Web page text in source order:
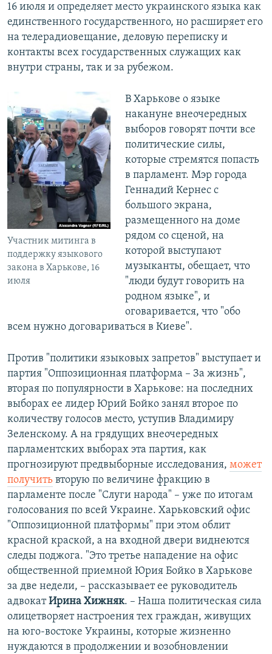
16 июля и определяет место украинского языка как
единственного государственного, но расширяет его
на телерадиовещание, деловую переписку и
контакты всех государственных служащих как
внутри страны, так и за рубежом.
Участник митинга в
поддержку языкового
закона в Харькове, 16
июля
В Харькове о языке
накануне внеочередных
выборов говорят почти все
политические силы,
которые стремятся попасть
в парламент. Мэр города
Геннадий Кернес с
большого экрана,
размещенного на доме
рядом со сценой, на
которой выступают
музыканты, обещает, что
"люди будут говорить на
родном языке", и
оговаривается, что "обо
всем нужно договариваться в Киеве".
Против "политики языковых запретов" выступает и
партия "Оппозиционная платформа – За жизнь",
вторая по популярности в Харькове: на последних
выборах ее лидер Юрий Бойко занял второе по
количеству голосов место, уступив Владимиру
Зеленскому. А на грядущих внеочередных
парламентских выборах эта партия, как
прогнозируют предвыборные исследования, может
получить вторую по величине фракцию в
парламенте после "Слуги народа" – уже по итогам
голосования по всей Украине. Харьковский офис
"Оппозиционной платформы" при этом облит
красной краской, а на входной двери виднеются
следы поджога. "Это третье нападение на офис
общественной приемной Юрия Бойко в Харькове
за две недели, – рассказывает ее руководитель
адвокатИрина Хижняк. – Наша политическая сила
олицетворяет настроения тех граждан, живущих
на юго-востоке Украины, которые жизненно
нуждаются в продолжении и возобновлении